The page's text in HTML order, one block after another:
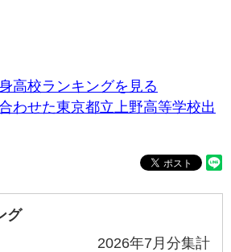
高校ランキングを見る
わせた東京都立上野高等学校出
グ
2026年7月分集計